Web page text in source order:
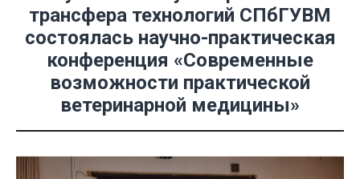
трансфера технологий СПбГУВМ
состоялась научно-практическая
конференция «Современные
возможности практической
ветеринарной медицины»